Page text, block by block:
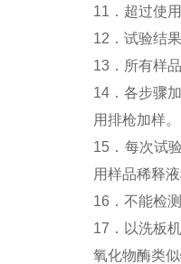
11．超过使
12．试验结
13．所有样
14．各步骤
用排枪加样。
15．每次试
用样品稀释
16．不能检
17．以洗板
氧化物酶类